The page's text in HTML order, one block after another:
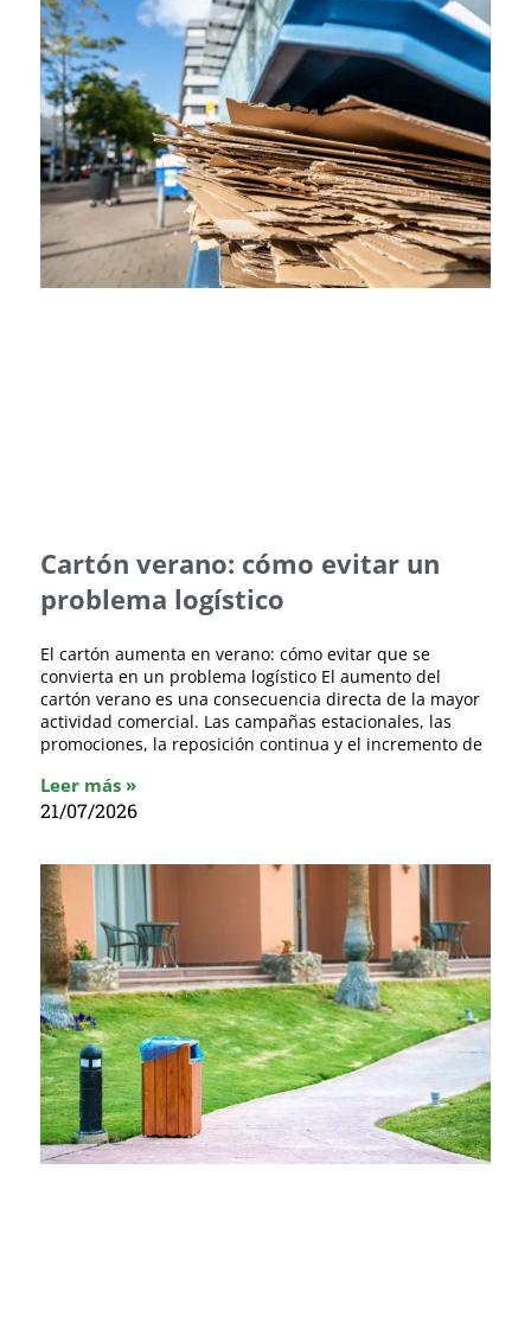
Cartón verano: cómo evitar un
problema logístico
El cartón aumenta en verano: cómo evitar que se
convierta en un problema logístico El aumento del
cartón verano es una consecuencia directa de la mayor
actividad comercial. Las campañas estacionales, las
promociones, la reposición continua y el incremento de
Leer más »
21/07/2026